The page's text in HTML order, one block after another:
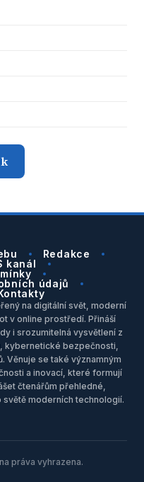
Redakce
kanál
údajů
na digitální svět, moderní
v online prostředí. Přináší
i srozumitelná vysvětlení z
kybernetické bezpečnosti,
Věnuje se také významným
a inovací, které formují
čtenářům přehledné,
moderních technologií.
práva vyhrazena.